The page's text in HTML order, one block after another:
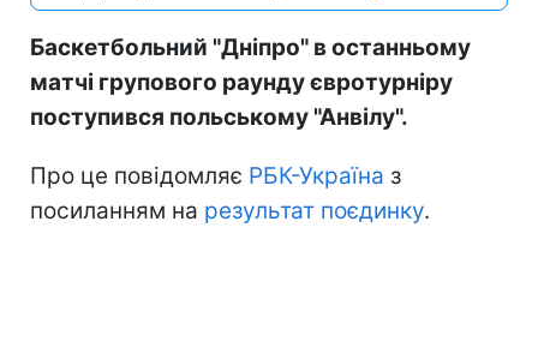
Баскетбольний "Дніпро" в останньому
матчі групового раунду євротурніру
поступився польському "Анвілу".
Про це повідомляє РБК-Україна з
посиланням на результат поєдинку.